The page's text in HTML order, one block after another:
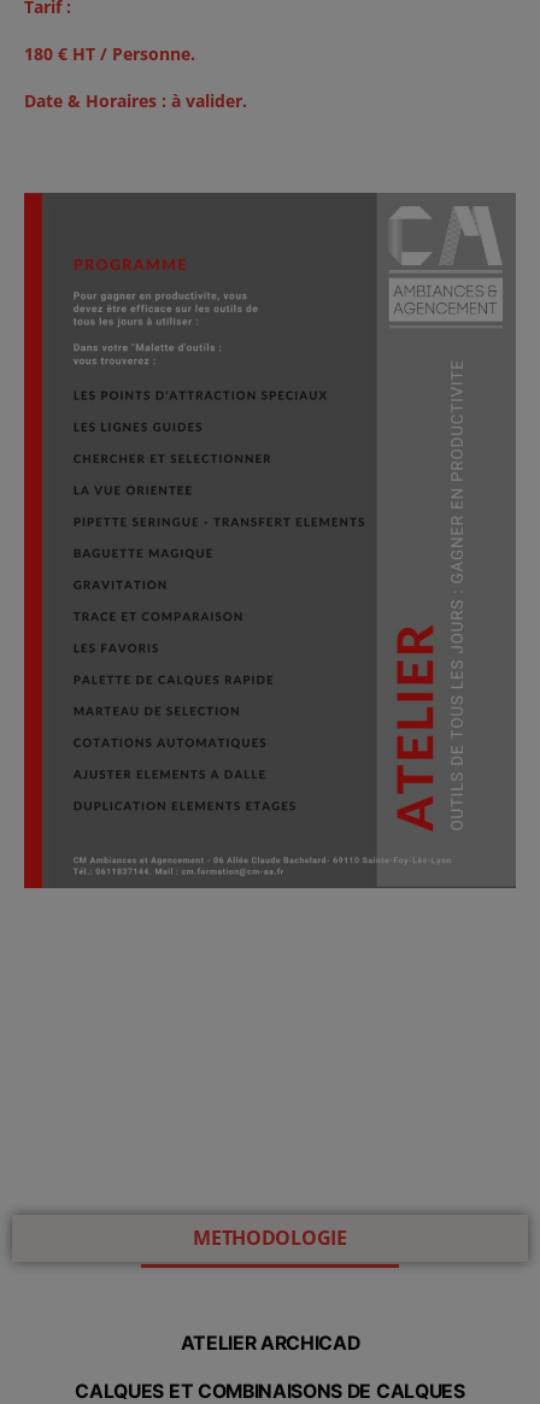
Tarif :
180 € HT / Personne.
Date & Horaires : à valider.
METHODOLOGIE
ATELIER ARCHICAD
CALQUES ET COMBINAISONS DE CALQUES